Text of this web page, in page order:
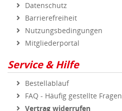
Datenschutz
Barrierefreiheit
Nutzungsbedingungen
Mitgliederportal
Service & Hilfe
Bestellablauf
FAQ - Häufig gestellte Fragen
Vertrag widerrufen